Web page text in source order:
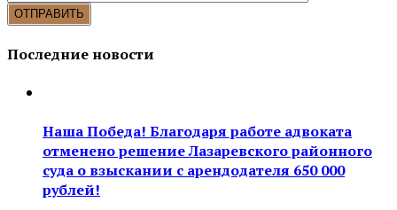
Последние новости
Наша Победа! Благодаря работе адвоката
отменено решение Лазаревского районного
суда о взыскании с арендодателя 650 000
рублей!